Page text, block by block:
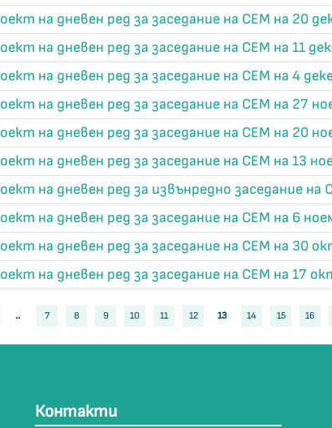
на дневен ред за заседание на СЕМ на 20
на дневен ред за заседание на СЕМ на 11
на дневен ред за заседание на СЕМ на 4
на дневен ред за заседание на СЕМ на 27
на дневен ред за заседание на СЕМ на 20
на дневен ред за заседание на СЕМ на 13
на дневен ред за извънредно заседание на
на дневен ред за заседание на СЕМ на 6
на дневен ред за заседание на СЕМ на 30
на дневен ред за заседание на СЕМ на 17
.. 7 8 9 10 11 12 13 14 15 16
Контакти